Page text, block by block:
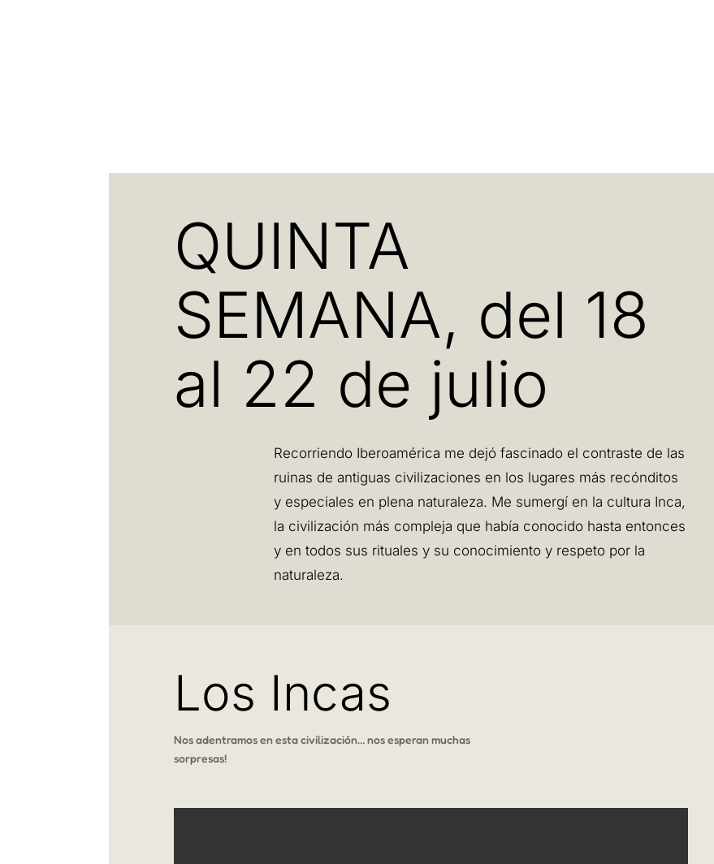
QUINTA
SEMANA, del 18
al 22 de julio
Recorriendo Iberoamérica me dejó fascinado el contraste de las
ruinas de antiguas civilizaciones en los lugares más recónditos
y especiales en plena naturaleza. Me sumergí en la cultura Inca,
la civilización más compleja que había conocido hasta entonces
y en todos sus rituales y su conocimiento y respeto por la
naturaleza.
Los Incas
Nos adentramos en esta civilización… nos esperan muchas
sorpresas!